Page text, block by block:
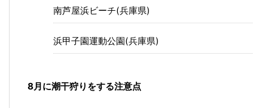
南芦屋浜ビーチ(兵庫県)
浜甲子園運動公園(兵庫県)
8月に潮干狩りをする注意点